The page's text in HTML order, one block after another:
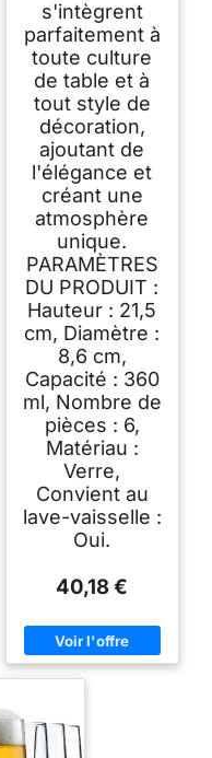
s'intègrent
parfaitement à
toute culture
de table et à
tout style de
décoration,
ajoutant de
l'élégance et
créant une
atmosphère
unique.
PARAMÈTRES
DU PRODUIT :
Hauteur : 21,5
cm, Diamètre :
8,6 cm,
Capacité : 360
ml, Nombre de
pièces : 6,
Matériau :
Verre,
Convient au
lave-vaisselle :
Oui.
40,18 €